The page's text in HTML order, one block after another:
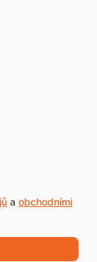
a obchodními